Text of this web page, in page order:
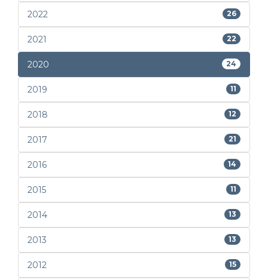
2022 26
2021 22
2020 24
2019 11
2018 12
2017 21
2016 14
2015 11
2014 13
2013 13
2012 15